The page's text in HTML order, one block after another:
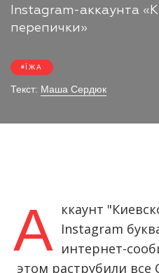
Instagram-аккаунта
перепички»
ЇЖА
Текст: Маша Сердюк
А ккаунт
Instagram
интернет-
этом раструбили